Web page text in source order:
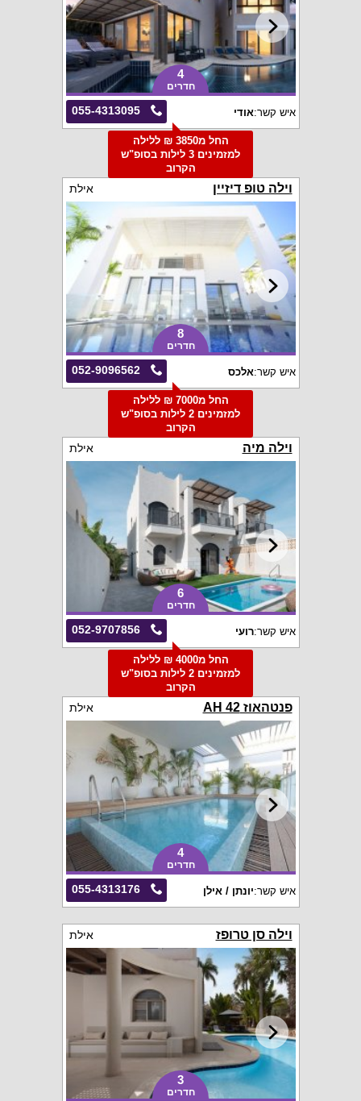
4
חדרים
055-4313095 איש קשר:אודי
החל מ3850 ₪ ללילה
למזמינים 3 לילות בסופ"ש
הקרוב
וילה טופ דיזיין אילת
8
חדרים
052-9096562 איש קשר:אלכס
החל מ7000 ₪ ללילה
למזמינים 2 לילות בסופ"ש
הקרוב
וילה מיה אילת
6
חדרים
052-9707856 איש קשר:רועי
החל מ4000 ₪ ללילה
למזמינים 2 לילות בסופ"ש
הקרוב
פנטהאוז AH 42 אילת
4
חדרים
055-4313176 איש קשר:יונתן / אילן
וילה סן טרופז אילת
3
חדרים